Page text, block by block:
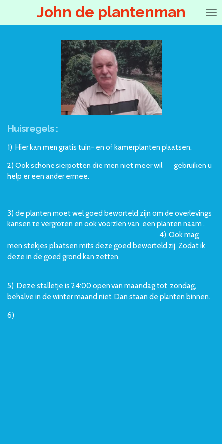
John de plantenman
Huisregels :
1) Hier kan men gratis tuin- en of kamerplanten plaatsen.
2) Ook schone sierpotten die men niet meer wil gebruiken u
help er een ander ermee.
3) de planten moet wel goed beworteld zijn om de overlevings
kansen te vergroten en ook voorzien van een planten naam .
4) Ook mag
men stekjes plaatsen mits deze goed beworteld zij. Zodat ik
deze in de goed grond kan zetten.
5) Deze stalletje is 24:00 open van maandag tot zondag,
behalve in de winter maand niet. Dan staan de planten binnen.
6)